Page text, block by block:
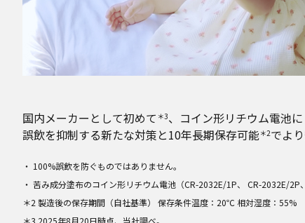
国内メーカーとして初めて ＊3、コイン形リチウム電池
誤飲を抑制する新たな対策と10年長期保存可能＊2でよ
・ 100%誤飲を防ぐものではありません。
・ 苦み成分塗布のコイン形リチウム電池（CR-2032E/1P、 CR-2032E/2P
＊2 製造後の保存期間（自社基準） 保存条件温度：20℃ 相対湿度：55%
＊3 2025年8月20日時点、当社調べ。